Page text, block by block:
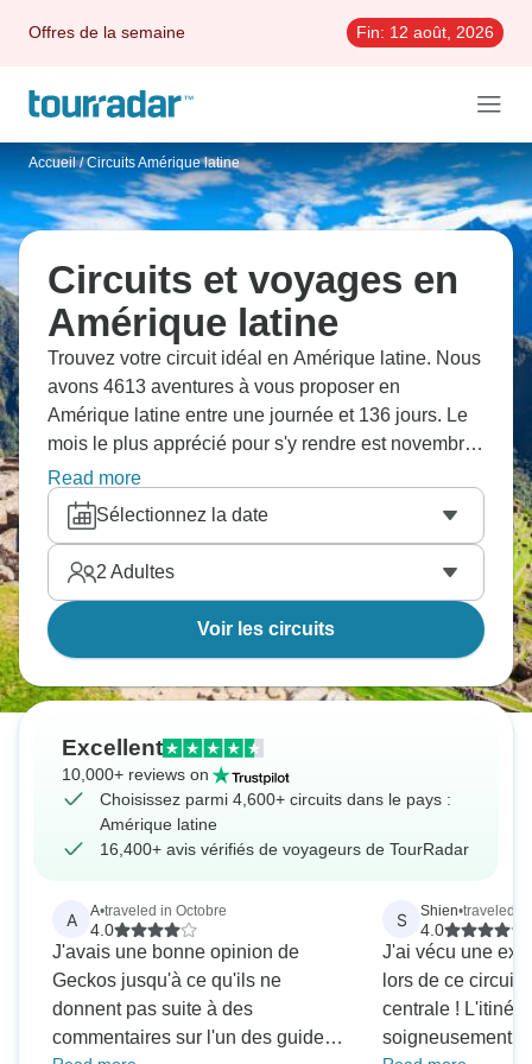
Offres de la semaine Fin: 12 août, 2026
Accueil / Circuits Amérique latine
Circuits et voyages en
Amérique latine
Trouvez votre circuit idéal en Amérique latine. Nous
avons 4613 aventures à vous proposer en
Amérique latine entre une journée et 136 jours. Le
mois le plus apprécié pour s'y rendre est novembre,
c'est-à-dire le mois qui compte le plus grand
nombre de départs.
Read more
Sélectionnez la date
2 Adultes
Voir les circuits
Excellent
10,000+ reviews on
Choisissez parmi 4,600+ circuits dans le pays :
Amérique latine
16,400+ avis vérifiés de voyageurs de TourRadar
A A•traveled in Octobre
4.0
J'avais une bonne opinion de
Geckos jusqu'à ce qu'ils ne
donnent pas suite à des
commentaires sur l'un des guides
S Shien•traveled
4.0
J'ai vécu une
lors de ce circuit
centrale !
soigneusement